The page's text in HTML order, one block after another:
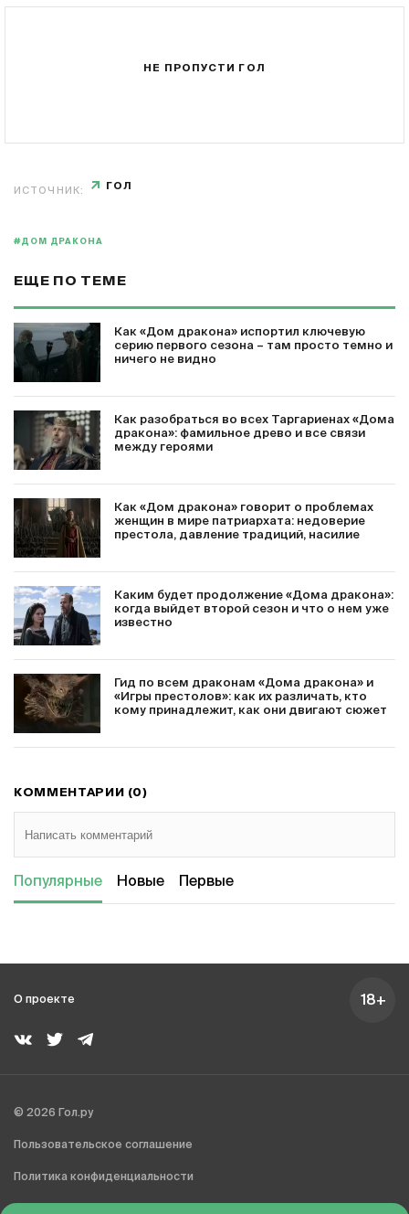
НЕ ПРОПУСТИ ГОЛ
ИСТОЧНИК: ГОЛ
#ДОМ ДРАКОНА
ЕЩЕ ПО ТЕМЕ
Как «Дом дракона» испортил ключевую
серию первого сезона – там просто темно и
ничего не видно
Как разобраться во всех Таргариенах «Дома
дракона»: фамильное древо и все связи
между героями
Как «Дом дракона» говорит о проблемах
женщин в мире патриархата: недоверие
престола, давление традиций, насилие
Каким будет продолжение «Дома дракона»:
когда выйдет второй сезон и что о нем уже
известно
Гид по всем драконам «Дома дракона» и
«Игры престолов»: как их различать, кто
кому принадлежит, как они двигают сюжет
КОММЕНТАРИИ (0)
Популярные Новые Первые
О проекте 18+
© 2026 Гол.ру
Пользовательское соглашение
Политика конфиденциальности